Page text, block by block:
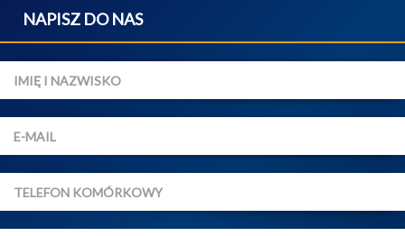
NAPISZ DO NAS